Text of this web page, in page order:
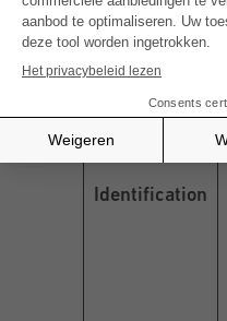
Catégorie de
données
Identification